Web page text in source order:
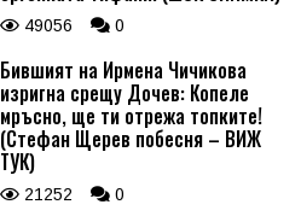
49056 0
Бившият на Ирмена Чичикова
изригна срещу Дочев: Копеле
мръсно, ще ти отрежа топките!
(Стефан Щерев побесня – ВИЖ
ТУК)
21252 0